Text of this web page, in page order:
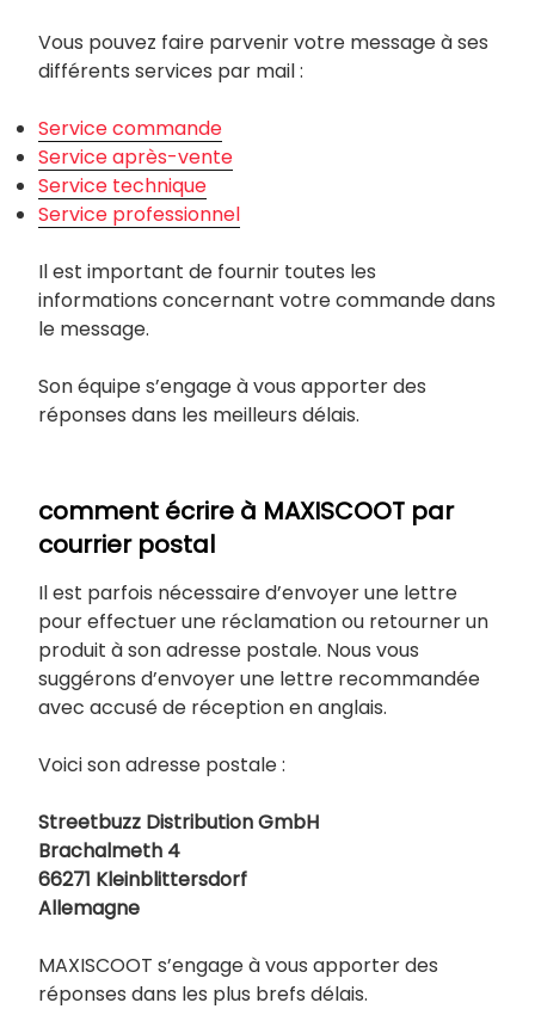
Vous pouvez faire parvenir votre message à ses
différents services par mail :
Service commande
Service après-vente
Service technique
Service professionnel
Il est important de fournir toutes les
informations concernant votre commande dans
le message.
Son équipe s’engage à vous apporter des
réponses dans les meilleurs délais.
comment écrire à MAXISCOOT par
courrier postal
Il est parfois nécessaire d’envoyer une lettre
pour effectuer une réclamation ou retourner un
produit à son adresse postale. Nous vous
suggérons d’envoyer une lettre recommandée
avec accusé de réception en anglais.
Voici son adresse postale :
Streetbuzz Distribution GmbH
Brachalmeth 4
66271 Kleinblittersdorf
Allemagne
MAXISCOOT s’engage à vous apporter des
réponses dans les plus brefs délais.